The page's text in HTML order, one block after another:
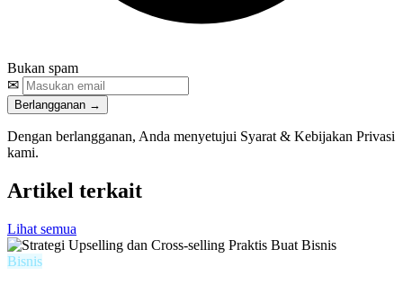
Bukan spam
✉
Berlangganan →
Dengan berlangganan, Anda menyetujui Syarat & Kebijakan Privasi
kami.
Artikel terkait
Lihat semua
Bisnis